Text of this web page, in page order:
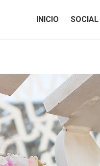
INICIO SOCIAL
INICIO SOCIAL